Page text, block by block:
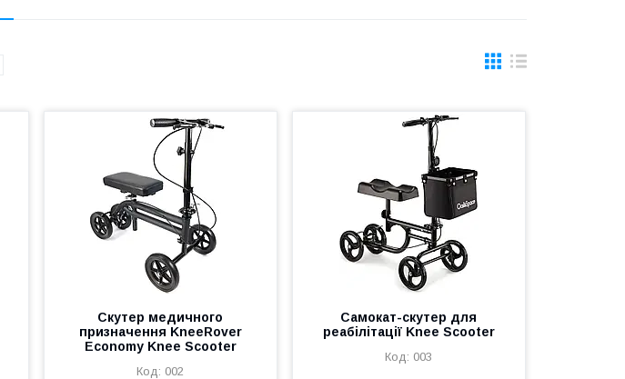
Скутер медичного
призначення KneeRover
Economy Knee Scooter
002
Самокат-скутер для
реабілітації Knee Scooter
003